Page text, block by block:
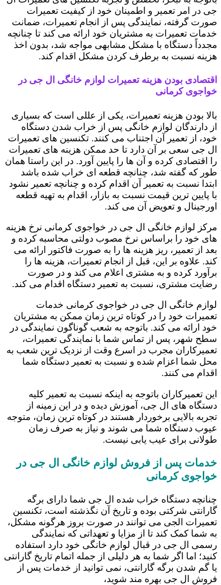
جی در امر تعمیر و اطمینان خود از کیفیت تعمیرات
صورت گرفته، نمایندگی پس از انجام تعمیرات، ضمانت
خدمات تعمیرات به مشتریان خود ارائه می کند تا چنانچه
مجدداً دستگاه با مشکل مشابهی مواجه شد، بدون اخذ
هزینه نسبت به برطرف کردن مشکل اقدام کند.
اقتصادی بودن هزینه تعمیرات لوازم خانگی ال جی در
خواجوی کرمانی
بالا بودن هزینه تعمیرات، یکی از عللی است که بسیاری
از دارندگان لوازم خانگی پس از خراب شدن دستگاه
خود، از تعمیر آن اجتناب می کنند. تکنسین های تعمیرات
ال جی سعی بر آن دارد تا حد ممکن هزینه های تعمیرات
را اقتصادی کرده و آن ها را پایین آورد. در این راستا همان
طور که گفته شد، چنانچه قطعه ای خراب شده باشد
ابتدا نسبت به تعمیر آن اقدام کرده و چنانچه تعمیر نشود
با پایین ترین قیمت نسبت به بازار، اقدام به تهیه قطعه
اورجینال و تعویض آن می کند.
مرکز لوازم خانگی ال جی در خواجوی کرمانی نرخ هزینه
های خود را براساس نرخ مصوب دولتی محاسبه کرده و
بعد از تعمیر، ریز هزینه ها را به صورت فاکتور ارائه می
کند. علاوه بر این، قبل از انجام تعمیرات، هزینه ها را
برآورد کرده و به مشتری اعلام می کند و در صورت
رضایت مشتری، نسبت به تعمیر دستگاه اقدام می کند.
لوازم خانگی ال جی در خواجوی کرمانی خدمات
تعمیرات خود را در کوتاه ترین زمان ممکن به مشتریان
خود ارائه می کند. باتوجه به شعب گوناگون نمایندگی در
سطح شهر، پس از تماس شما با نمایندگی تعمیرات،
تعمیرکاران مجرب در اسرع وقت از نزدیک ترین شعب به
محل شما اعزام شده و نسبت به تعمیر دستگاه شما
اقدام می کنند.
این تعمیرکاران باتوجه به اینکه نسبت به تعمیر کلیه
دستگاه های ال جی، آموزش دیده و در این زمینه از
تجربه بالایی برخوردار هستند در کوتاه ترین زمان، متوجه
عیوب دستگاه شما می شوند و نیاز به صرف زمان
طولانی برای عیب یابی نیست.
خدمات پس از فروش لوازم خانگی ال جی در
خواجوی کرمانی
چنانچه دستگاه خراب شده ال جی شما دارای برگه
گارانتی شرکتی بوده و تاریخ آن نگذشته است، تکنسین
تعمیرات الجی می توانند در صورت بروز هرگونه مشکل،
به شما کمک کند تا از مزایا و تعهداتی که نمایندگی
رسمی ال جی در قبال لوازم خانگی خود دارد استفاده
کنید؛ اما اگر شما به هر دلیلی از جمله اتمام تاریخ گارانتی
یا گم شدن برگه گارانتی، نمی توانید از خدمات پس از
فروش ال جی بهره مند شوید،